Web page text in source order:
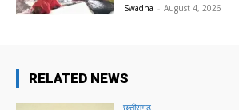
Swadha - August 4, 2026
RELATED NEWS
छत्तीसगढ़